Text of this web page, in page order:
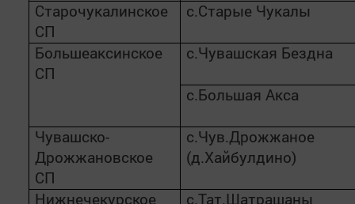
Старочукалинское
СП
с.Старые Чукалы
Большеаксинское
СП
с.Чувашская Бездна
с.Большая Акса
Чувашско-
Дрожжановское
СП
с.Чув.Дрожжаное
(д.Хайбулдино)
Нижнечекурское
с.Тат.Шатрашаны